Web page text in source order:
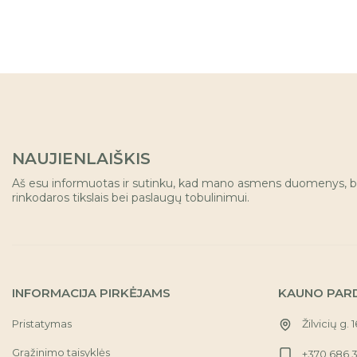
NAUJIENLAIŠKIS
Aš esu informuotas ir sutinku, kad mano asmens duomenys,
rinkodaros tikslais bei paslaugų tobulinimui.
INFORMACIJA PIRKĖJAMS
Pristatymas
Grąžinimo taisyklės
KAUNO
Žilvicių g.
+370 686